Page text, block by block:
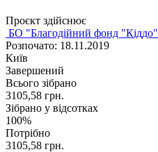
Проєкт здійснює
БО "Благодійний фонд "Кіддо"
Розпочато: 18.11.2019
Київ
Завершений
Всього зібрано
3105,58 грн.
Зібрано у відсотках
100%
Потрібно
3105,58 грн.